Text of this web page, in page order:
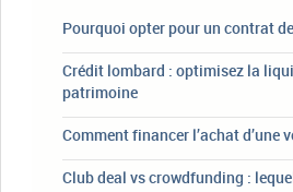
Pourquoi opter pour un contrat
Crédit lombard : optimisez la
patrimoine
Comment financer l’achat d’une
Club deal vs crowdfunding :